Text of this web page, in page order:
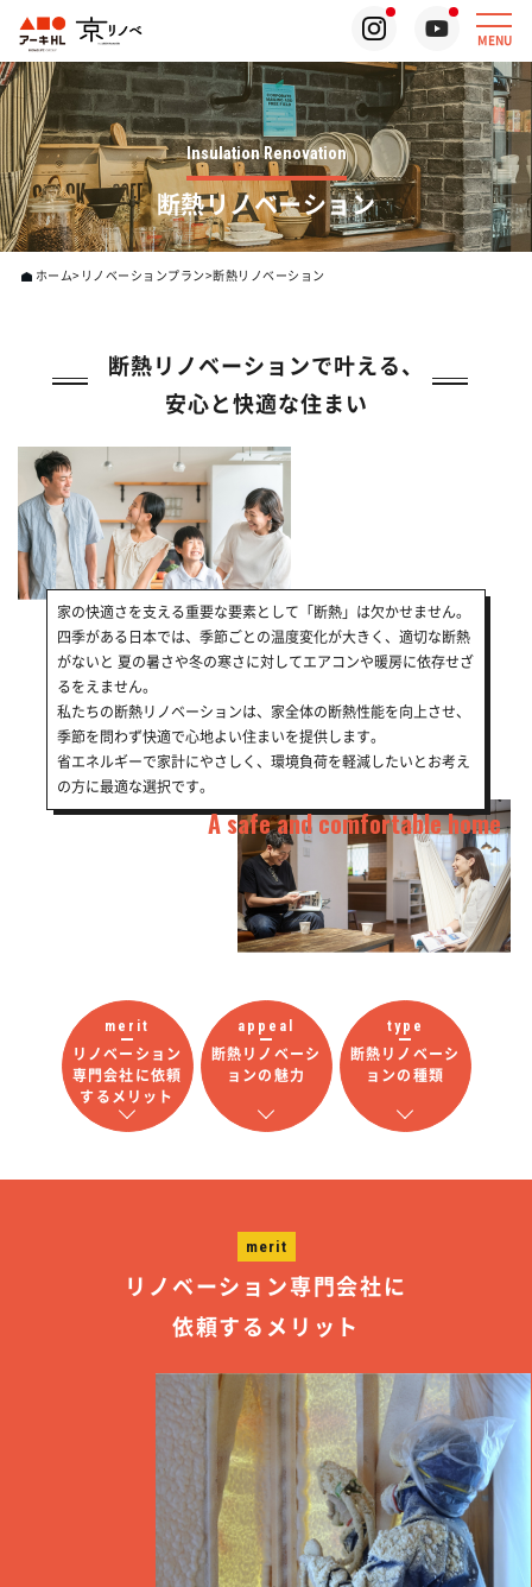
MENU
Insulation Renovation
断熱リノベーション
ホーム リノベーションプラン 断熱リノベーション
断熱リノベーションで叶える、
安心と快適な住まい
家の快適さを支える重要な要素として「断熱」は欠かせません。
四季がある日本では、季節ごとの温度変化が大きく、適切な断熱
がないと 夏の暑さや冬の寒さに対してエアコンや暖房に依存せざ
るをえません。
私たちの断熱リノベーションは、家全体の断熱性能を向上させ、
季節を問わず快適で心地よい住まいを提供します。
省エネルギーで家計にやさしく、環境負荷を軽減したいとお考え
の方に最適な選択です。
A safe and comfortable home
merit
リノベーション
専門会社に依頼
するメリット
appeal
断熱リノベーシ
ョンの魅力
type
断熱リノベーシ
ョンの種類
merit
リノベーション専門会社に
依頼するメリット